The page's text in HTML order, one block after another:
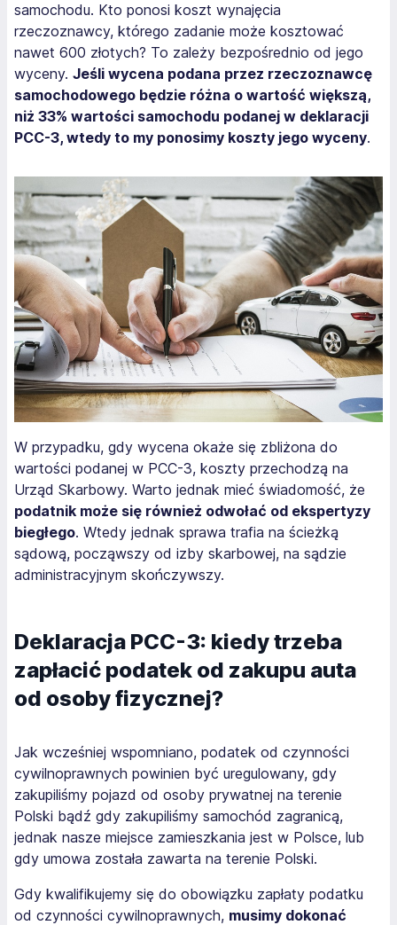
samochodu. Kto ponosi koszt wynajęcia
rzeczoznawcy, którego zadanie może kosztować
nawet 600 złotych? To zależy bezpośrednio od jego
wyceny. Jeśli wycena podana przez rzeczoznawcę
samochodowego będzie różna o wartość większą,
niż 33% wartości samochodu podanej w deklaracji
PCC-3, wtedy to my ponosimy koszty jego wyceny.
W przypadku, gdy wycena okaże się zbliżona do
wartości podanej w PCC-3, koszty przechodzą na
Urząd Skarbowy. Warto jednak mieć świadomość, że
podatnik może się również odwołać od ekspertyzy
biegłego. Wtedy jednak sprawa trafia na ścieżką
sądową, począwszy od izby skarbowej, na sądzie
administracyjnym skończywszy.
Deklaracja PCC-3: kiedy trzeba
zapłacić podatek od zakupu auta
od osoby fizycznej?
Jak wcześniej wspomniano, podatek od czynności
cywilnoprawnych powinien być uregulowany, gdy
zakupiliśmy pojazd od osoby prywatnej na terenie
Polski bądź gdy zakupiliśmy samochód zagranicą,
jednak nasze miejsce zamieszkania jest w Polsce, lub
gdy umowa została zawarta na terenie Polski.
Gdy kwalifikujemy się do obowiązku zapłaty podatku
od czynności cywilnoprawnych, musimy dokonać